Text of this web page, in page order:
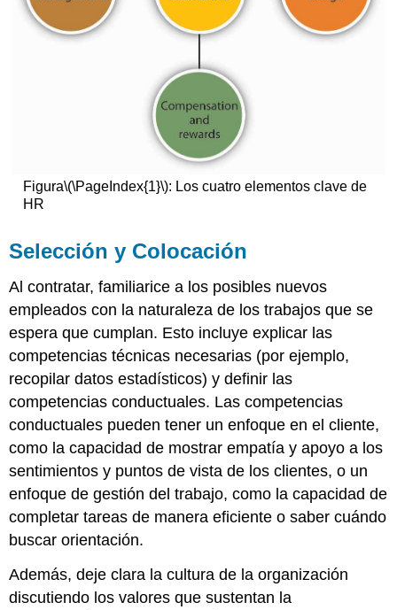
Figura\(\PageIndex{1}\): Los cuatro elementos clave de
HR
Selección y Colocación
Al contratar, familiarice a los posibles nuevos
empleados con la naturaleza de los trabajos que se
espera que cumplan. Esto incluye explicar las
competencias técnicas necesarias (por ejemplo,
recopilar datos estadísticos) y definir las
competencias conductuales. Las competencias
conductuales pueden tener un enfoque en el cliente,
como la capacidad de mostrar empatía y apoyo a los
sentimientos y puntos de vista de los clientes, o un
enfoque de gestión del trabajo, como la capacidad de
completar tareas de manera eficiente o saber cuándo
buscar orientación.
Además, deje clara la cultura de la organización
discutiendo los valores que sustentan la